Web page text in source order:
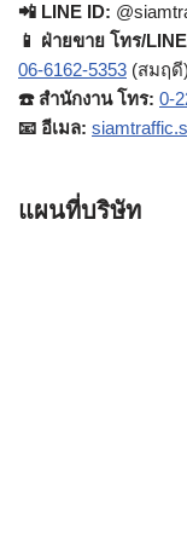
📲 LINE ID:
📱 ฝ่ายขาย โทร/
06-6162-5353 (สมฤดี)
☎️ สำนักงาน โทร: 0-
📧 อีเมล:
แผนที่บริษัท